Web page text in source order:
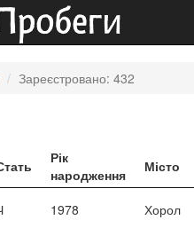
Зареєстровано: 432
Рік
народження
Місто
1978 Хорол